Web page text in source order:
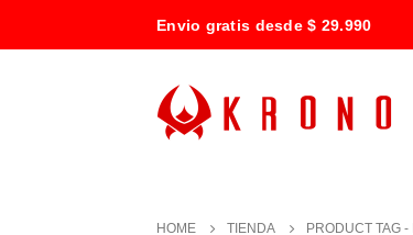
Envio gratis desde $ 29.990
HOME TIENDA PRODUCT TAG -